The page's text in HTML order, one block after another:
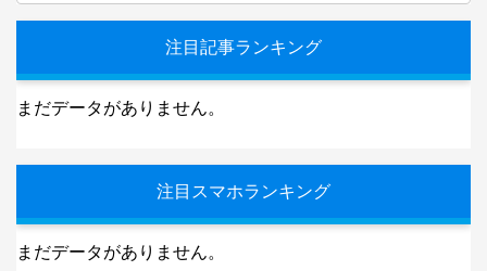
注目記事ランキング
まだデータがありません。
注目スマホランキング
まだデータがありません。